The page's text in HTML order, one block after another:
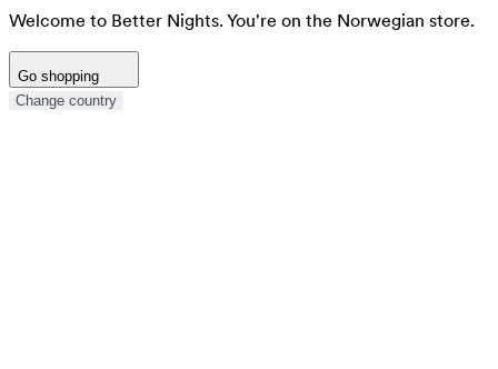
Welcome to Better Nights. You're on the Norwegian store.
Go shopping
Change country